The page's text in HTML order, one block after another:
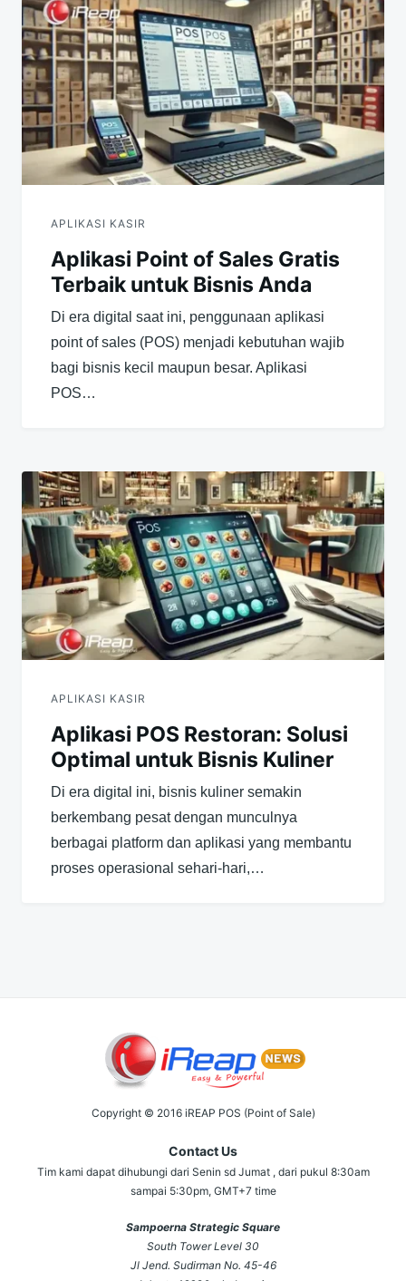
pos
APLIKASI KASIR
Aplikasi Point of Sales Gratis
Terbaik untuk Bisnis Anda
Di era digital saat ini, penggunaan aplikasi
point of sales (POS) menjadi kebutuhan wajib
bagi bisnis kecil maupun besar. Aplikasi
POS…
APLIKASI KASIR
Aplikasi POS Restoran: Solusi
Optimal untuk Bisnis Kuliner
Di era digital ini, bisnis kuliner semakin
berkembang pesat dengan munculnya
berbagai platform dan aplikasi yang membantu
proses operasional sehari-hari,…
Copyright © 2016 iREAP POS (Point of Sale)
Contact Us
Tim kami dapat dihubungi dari Senin sd Jumat , dari pukul 8:30am
sampai 5:30pm, GMT+7 time
Sampoerna Strategic Square
South Tower Level 30
Jl Jend. Sudirman No. 45-46